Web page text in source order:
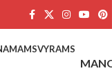
VYRAMS